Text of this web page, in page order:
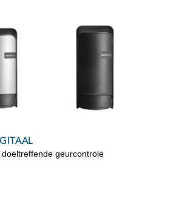
geurcontrole